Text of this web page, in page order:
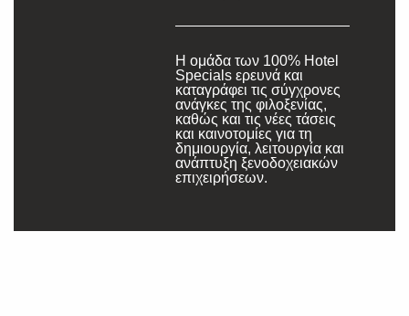
Η ομάδα των 100% Hotel
Specials ερευνά και
καταγράφει τις σύγχρονες
ανάγκες της φιλοξενίας,
καθώς και τις νέες τάσεις
και καινοτομίες για τη
δημιουργία, λειτουργία και
ανάπτυξη ξενοδοχειακών
επιχειρήσεων.